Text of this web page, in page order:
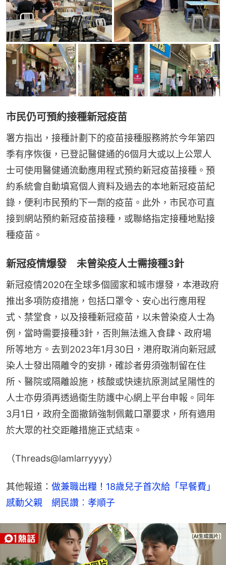
市民仍可預約接種新冠疫苗
署方指出，接種計劃下的疫苗接種服務將於今年第四
季有序恢復，已登記醫健通的6個月大或以上公眾人
士可使用醫健通流動應用程式預約新冠疫苗接種。預
約系統會自動填寫個人資料及過去的本地新冠疫苗紀
錄，便利市民預約下一劑的疫苗。此外，市民亦可直
接到網站預約新冠疫苗接種，或聯絡指定接種地點接
種疫苗。
新冠疫情爆發 未曾染疫人士需接種3針
新冠疫情2020在全球多個國家和城市爆發，本港政府
推出多項防疫措施，包括口罩令、安心出行應用程
式、禁堂食，以及接種新冠疫苗，以未曾染疫人士為
例，當時需要接種3針，否則無法進入食肆、政府場
所等地方。去到2023年1月30日，港府取消向新冠感
染人士發出隔離令的安排，確診者毋須強制留在住
所、醫院或隔離設施，核酸或快速抗原測試呈陽性的
人士亦毋須再透過衞生防護中心網上平台申報。同年
3月1日，政府全面撤銷強制佩戴口罩要求，所有適用
於大眾的社交距離措施正式結束。
（Threads@lamlarryyyy）
其他報道： 做兼職出糧！18歲兒子首次給「早餐費」
感動父親　網民讚︰孝順子